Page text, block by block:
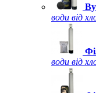
води від
води від